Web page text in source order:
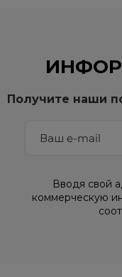
Получите наши
Вводя свой
коммерческую